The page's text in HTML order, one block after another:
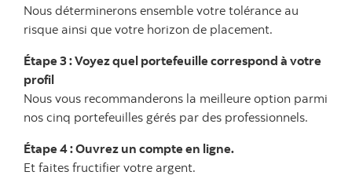
Nous déterminerons ensemble votre tolérance au
risque ainsi que votre horizon de placement.
Étape 3 : Voyez quel portefeuille correspond à votre
profil
Nous vous recommanderons la meilleure option parmi
nos cinq portefeuilles gérés par des professionnels.
Étape 4 : Ouvrez un compte en ligne.
Et faites fructifier votre argent.